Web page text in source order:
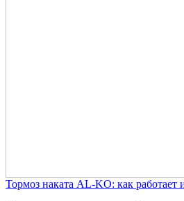
Тормоз наката AL-KO: как работает